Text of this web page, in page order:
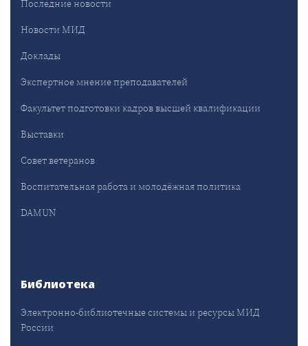
Последние новости
Новости МИД
Доклады
Экспертное мнение преподавателей
Факультет подготовки кадров высшей квалификации
Выставки
Совет ветеранов
Воспитательная работа и молодёжная политика
DAMUN
Библиотека
Электронно-библиотечные системы и ресурсы МИД
России